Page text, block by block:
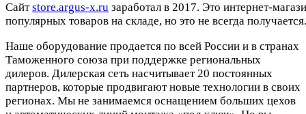
Cайтstore.argus-x.ru заработал в 2017. Это интернет-
популярных товаров на складе, но это не всегда
Наше оборудование продается по всей России и в странах
Таможенного союза при поддержке региональных
дилеров. Дилерская сеть насчитывает 20 постоянных
партнеров, которые продвигают новые технологии в своих
регионах. Мы не занимаемся оснащением больших цехов